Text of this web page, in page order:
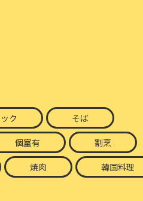
ク そば
個室有 割烹
焼肉 韓国料理